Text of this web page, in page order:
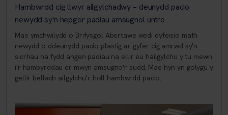
Hambwrdd cig llwyr ailgylchadwy – deunydd pacio
newydd sy'n hepgor padiau amsugnol untro
Mae ymchwilydd o Brifysgol Abertawe wedi dyfeisio math
newydd o ddeunydd pacio plastig ar gyfer cig amrwd sy'n
sicrhau na fydd angen padiau na ellir eu hailgylchu y tu mewn
i'r hambyrddau er mwyn amsugno'r sudd. Mae hyn yn golygu y
gellir bellach ailgylchu'r holl hambwrdd pacio.